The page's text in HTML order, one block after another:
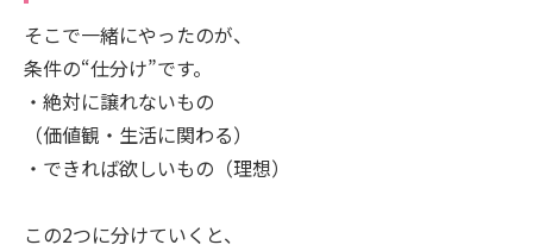
そこで一緒にやったのが、
条件の“仕分け”です。
・絶対に譲れないもの
（価値観・生活に関わる）
・できれば欲しいもの（理想）
この2つに分けていくと、